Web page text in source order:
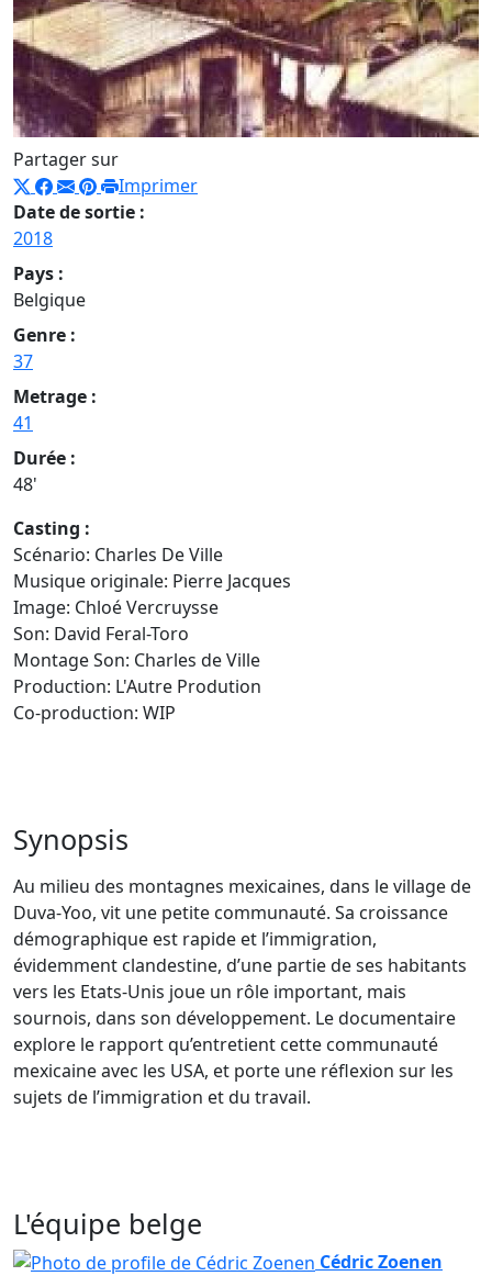
Partager sur
Imprimer
Date de sortie :
2018
Pays :
Belgique
Genre :
37
Metrage :
41
Durée :
48'
Casting :
Scénario: Charles De Ville
Musique originale: Pierre Jacques
Image: Chloé Vercruysse
Son: David Feral-Toro
Montage Son: Charles de Ville
Production: L'Autre Prodution
Co-production: WIP
Synopsis
Au milieu des montagnes mexicaines, dans le village de
Duva-Yoo, vit une petite communauté. Sa croissance
démographique est rapide et l’immigration,
évidemment clandestine, d’une partie de ses habitants
vers les Etats-Unis joue un rôle important, mais
sournois, dans son développement. Le documentaire
explore le rapport qu’entretient cette communauté
mexicaine avec les USA, et porte une réflexion sur les
sujets de l’immigration et du travail.
L'équipe belge
Cédric Zoenen